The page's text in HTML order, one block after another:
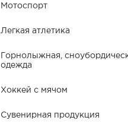
Мотоспорт
Легкая атлетика
Горнолыжная,
одежда
Хоккей с мячом
Сувенирная продукция